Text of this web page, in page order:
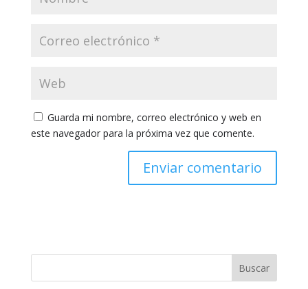
Guarda mi nombre, correo electrónico y web en
este navegador para la próxima vez que comente.
Buscar